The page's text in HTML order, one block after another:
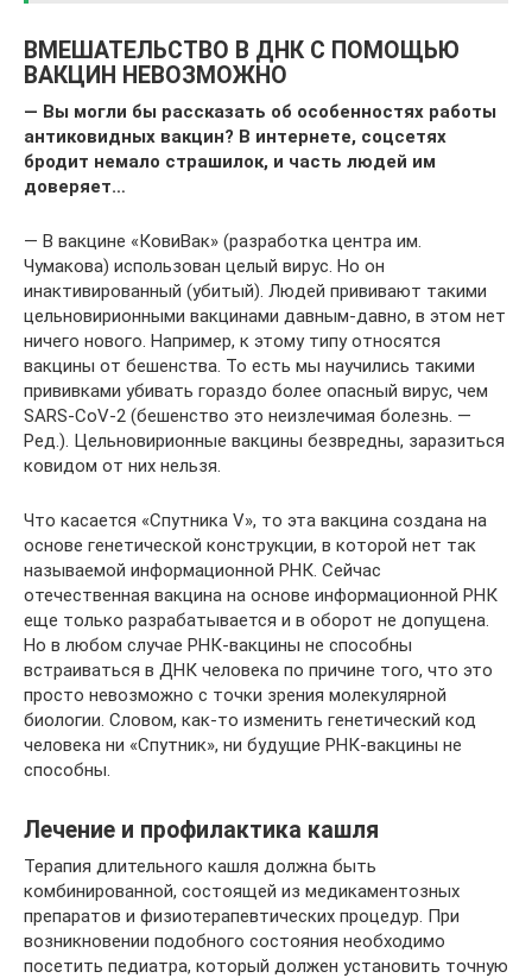
ВМЕШАТЕЛЬСТВО В ДНК С ПОМОЩЬЮ
ВАКЦИН НЕВОЗМОЖНО
— Вы могли бы рассказать об особенностях работы
антиковидных вакцин? В интернете, соцсетях
бродит немало страшилок, и часть людей им
доверяет…
— В вакцине «КовиВак» (разработка центра им.
Чумакова) использован целый вирус. Но он
инактивированный (убитый). Людей прививают такими
цельновирионными вакцинами давным-давно, в этом нет
ничего нового. Например, к этому типу относятся
вакцины от бешенства. То есть мы научились такими
прививками убивать гораздо более опасный вирус, чем
SARS-CoV-2 (бешенство это неизлечимая болезнь. —
Ред.). Цельновирионные вакцины безвредны, заразиться
ковидом от них нельзя.
Что касается «Спутника V», то эта вакцина создана на
основе генетической конструкции, в которой нет так
называемой информационной РНК. Сейчас
отечественная вакцина на основе информационной РНК
еще только разрабатывается и в оборот не допущена.
Но в любом случае РНК-вакцины не способны
встраиваться в ДНК человека по причине того, что это
просто невозможно с точки зрения молекулярной
биологии. Словом, как-то изменить генетический код
человека ни «Спутник», ни будущие РНК-вакцины не
способны.
Лечение и профилактика кашля
Терапия длительного кашля должна быть
комбинированной, состоящей из медикаментозных
препаратов и физиотерапевтических процедур. При
возникновении подобного состояния необходимо
посетить педиатра, который должен установить точную